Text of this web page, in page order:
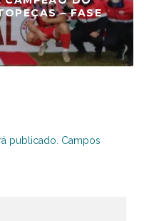
– FASE
publicado. Campos